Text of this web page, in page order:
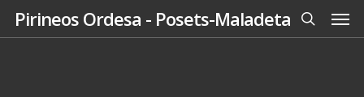
SkipPirineos Ordesa - Posets-Maladeta
search